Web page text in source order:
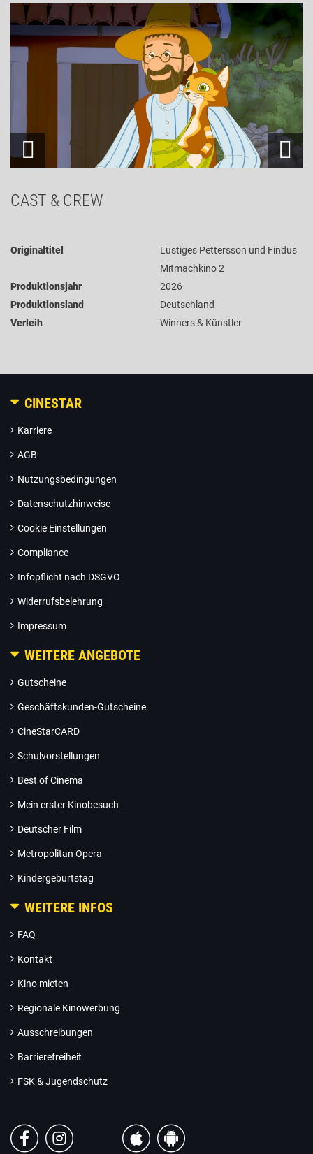
CAST & CREW
Originaltitel
Lustiges Pettersson und Findus
Mitmachkino 2
Produktionsjahr
2026
Produktionsland
Deutschland
Verleih
Winners & Künstler
CINESTAR
Karriere
AGB
Nutzungsbedingungen
Datenschutzhinweise
Cookie Einstellungen
Compliance
Infopflicht nach DSGVO
Widerrufsbelehrung
Impressum
WEITERE ANGEBOTE
Gutscheine
Geschäftskunden-Gutscheine
CineStarCARD
Schulvorstellungen
Best of Cinema
Mein erster Kinobesuch
Deutscher Film
Metropolitan Opera
Kindergeburtstag
WEITERE INFOS
FAQ
Kontakt
Kino mieten
Regionale Kinowerbung
Ausschreibungen
Barrierefreiheit
FSK & Jugendschutz